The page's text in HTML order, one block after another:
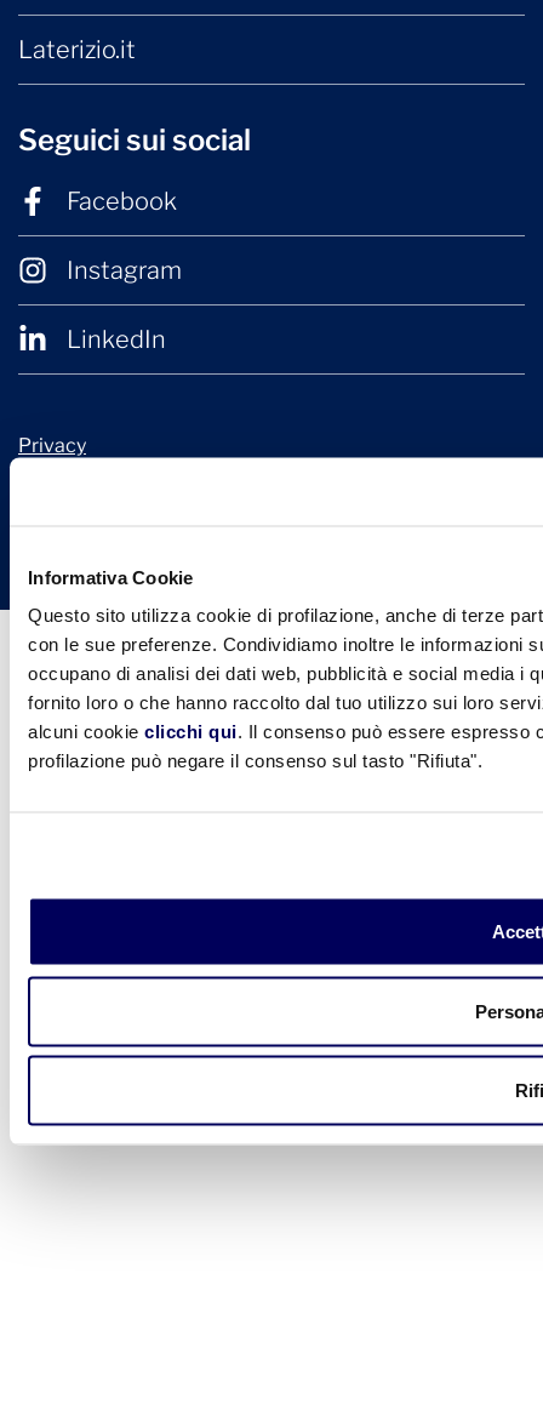
Informativa Cookie
Questo sito utilizza cookie di profilazione, anche di terze
con le sue preferenze. Condividiamo inoltre le informazioni
occupano di analisi dei dati web, pubblicità e social media i
fornito loro o che hanno raccolto dal tuo utilizzo sui loro
alcuni cookie clicchi qui. Il consenso può essere espresso
profilazione può negare il consenso sul tasto "Rifiuta".
Laterizio.it
Seguici sui social
Facebook
Instagram
LinkedIn
Privacy